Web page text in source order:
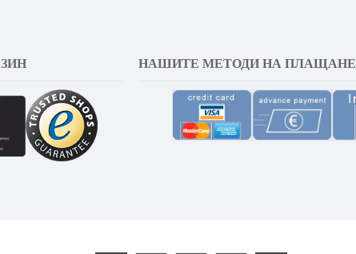
НАШИТЕ МЕТОДИ НА ПЛАЩАНЕ